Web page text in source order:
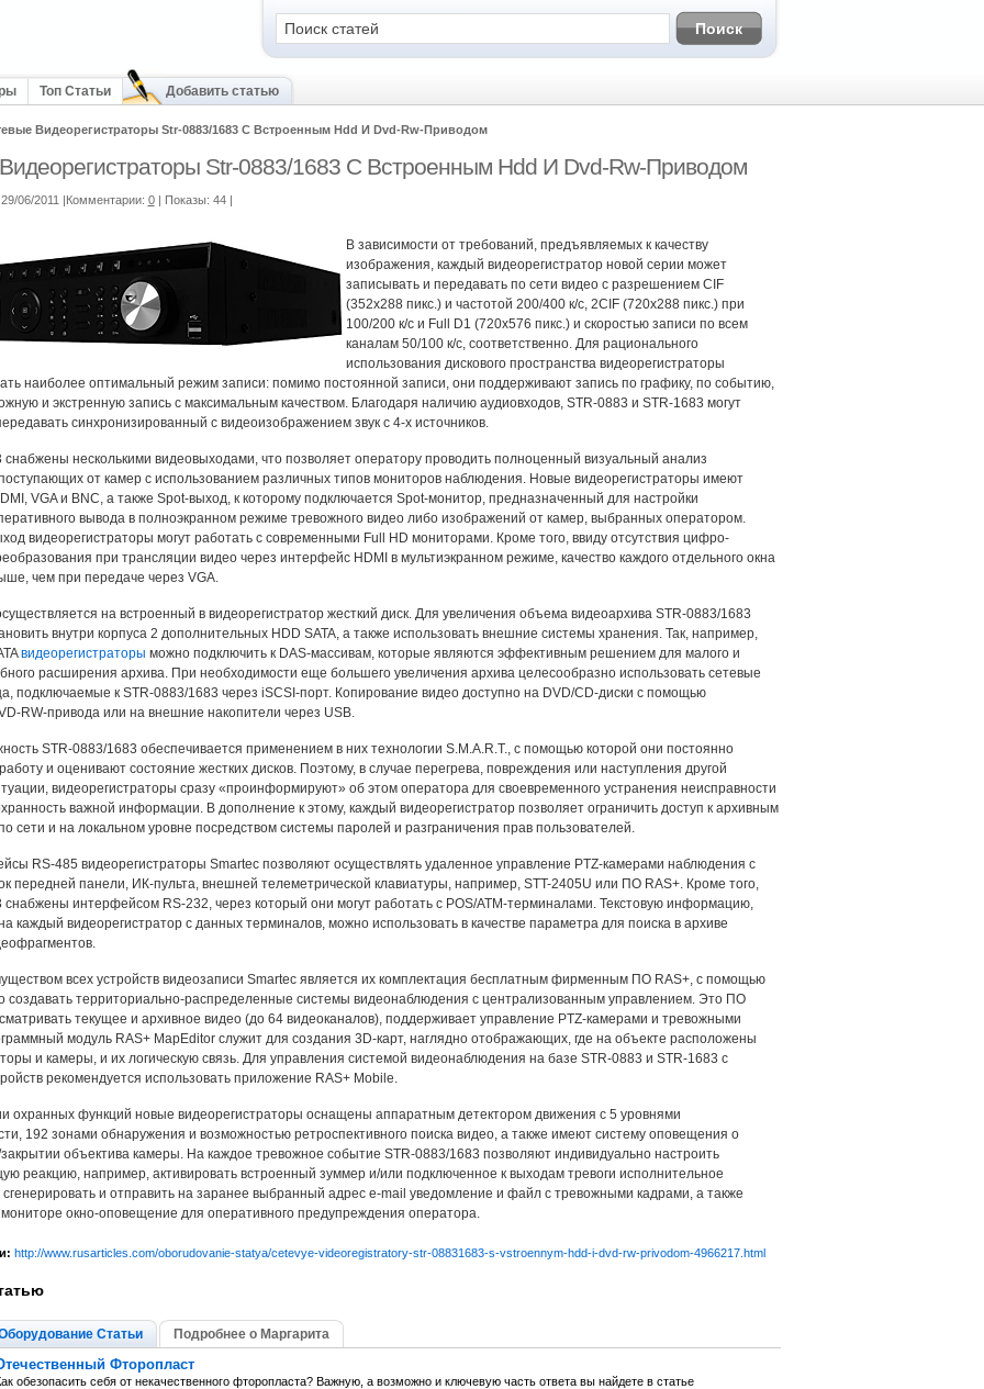
Топ Статьи Добавить статью
Видеорегистраторы Str-0883/1683 С Встроенным Hdd И Dvd-Rw-Приводом
Str-0883/1683 С Встроенным Hdd И Dvd-Rw-Приводом
06/2011 |Комментарии: 0 | Показы: 44 |
В зависимости от требований, предъявляемых к качеству
изображения, каждый видеорегистратор новой серии может
записывать и передавать по сети видео с разрешением CIF
(352х288 пикс.) и частотой 200/400 к/с, 2CIF (720х288 пикс.) при
100/200 к/с и Full D1 (720х576 пикс.) и скоростью записи по всем
каналам 50/100 к/с, соответственно. Для рационального
использования дискового пространства видеорегистраторы
наиболее оптимальный режим записи: помимо постоянной записи, они поддерживают запись по графику, по событию,
и экстренную запись с максимальным качеством. Благодаря наличию аудиовходов, STR-0883 и STR-1683 могут
синхронизированный с видеоизображением звук с 4-х источников.
снабжены несколькими видеовыходами, что позволяет оператору проводить полноценный визуальный анализ
от камер с использованием различных типов мониторов наблюдения. Новые видеорегистраторы имеют
VGA и BNC, а также Spot-выход, к которому подключается Spot-монитор, предназначенный для настройки
вывода в полноэкранном режиме тревожного видео либо изображений от камер, выбранных оператором.
видеорегистраторы могут работать с современными Full HD мониторами. Кроме того, ввиду отсутствия цифро-
при трансляции видео через интерфейс HDMI в мультиэкранном режиме, качество каждого отдельного окна
чем при передаче через VGA.
на встроенный в видеорегистратор жесткий диск. Для увеличения объема видеоархива STR-0883/1683
внутри корпуса 2 дополнительных HDD SATA, а также использовать внешние системы хранения. Так, например,
видеорегистраторы можно подключить к DAS-массивам, которые являются эффективным решением для малого и
расширения архива. При необходимости еще большего увеличения архива целесообразно использовать сетевые
подключаемые к STR-0883/1683 через iSCSI-порт. Копирование видео доступно на DVD/CD-диски с помощью
RW-привода или на внешние накопители через USB.
STR-0883/1683 обеспечивается применением в них технологии S.M.A.R.T., с помощью которой они постоянно
и оценивают состояние жестких дисков. Поэтому, в случае перегрева, повреждения или наступления другой
видеорегистраторы сразу «проинформируют» об этом оператора для своевременного устранения неисправности
важной информации. В дополнение к этому, каждый видеорегистратор позволяет ограничить доступ к архивным
сети и на локальном уровне посредством системы паролей и разграничения прав пользователей.
RS-485 видеорегистраторы Smartec позволяют осуществлять удаленное управление PTZ-камерами наблюдения с
передней панели, ИК-пульта, внешней телеметрической клавиатуры, например, STT-2405U или ПО RAS+. Кроме того,
снабжены интерфейсом RS-232, через который они могут работать с POS/ATM-терминалами. Текстовую информацию,
каждый видеорегистратор с данных терминалов, можно использовать в качестве параметра для поиска в архиве
всех устройств видеозаписи Smartec является их комплектация бесплатным фирменным ПО RAS+, с помощью
создавать территориально-распределенные системы видеонаблюдения с централизованным управлением. Это ПО
текущее и архивное видео (до 64 видеоканалов), поддерживает управление PTZ-камерами и тревожными
модуль RAS+ MapEditor служит для создания 3D-карт, наглядно отображающих, где на объекте расположены
и камеры, и их логическую связь. Для управления системой видеонаблюдения на базе STR-0883 и STR-1683 с
рекомендуется использовать приложение RAS+ Mobile.
охранных функций новые видеорегистраторы оснащены аппаратным детектором движения с 5 уровнями
192 зонами обнаружения и возможностью ретроспективного поиска видео, а также имеют систему оповещения о
объектива камеры. На каждое тревожное событие STR-0883/1683 позволяют индивидуально настроить
реакцию, например, активировать встроенный зуммер и/или подключенное к выходам тревоги исполнительное
и отправить на заранее выбранный адрес e-mail уведомление и файл с тревожными кадрами, а также
окно-оповещение для оперативного предупреждения оператора.
http://www.rusarticles.com/oborudovanie-statya/cetevye-videoregistratory-str-08831683-s-vstroennym-hdd-i-dvd-rw-privodom-4966217.html
Статьи Подробнее о Маргарита
Фторопласт
обезопасить себя от некачественного фторопласта? Важную, а возможно и ключевую часть ответа вы найдете в статье